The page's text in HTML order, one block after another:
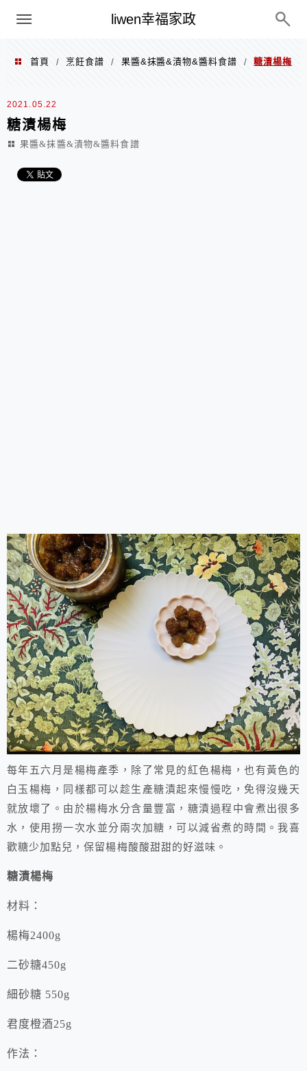
liwen幸福家政
menu
首頁 / 烹飪食譜 / 果醬&抹醬&漬物&醬料食譜 / 糖漬楊梅
2021.05.22
糖漬楊梅
果醬&抹醬&漬物&醬料食譜
每年五六月是楊梅產季，除了常見的紅色楊梅，也有黃色的
白玉楊梅，同樣都可以趁生產糖漬起來慢慢吃，免得沒幾天
就放壞了。由於楊梅水分含量豐富，糖漬過程中會煮出很多
水，使用撈一次水並分兩次加糖，可以減省煮的時間。我喜
歡糖少加點兒，保留楊梅酸酸甜甜的好滋味。
糖漬楊梅
材料：
楊梅2400g
二砂糖450g
細砂糖 550g
君度橙酒25g
作法：